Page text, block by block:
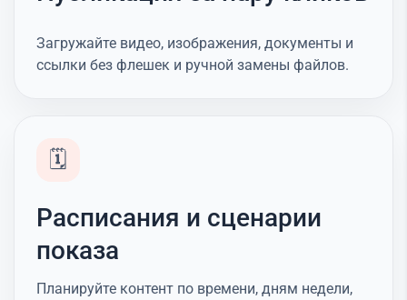
Загружайте видео, изображения, документы и
ссылки без флешек и ручной замены файлов.
🗓️
Расписания и сценарии
показа
Планируйте контент по времени, дням недели,